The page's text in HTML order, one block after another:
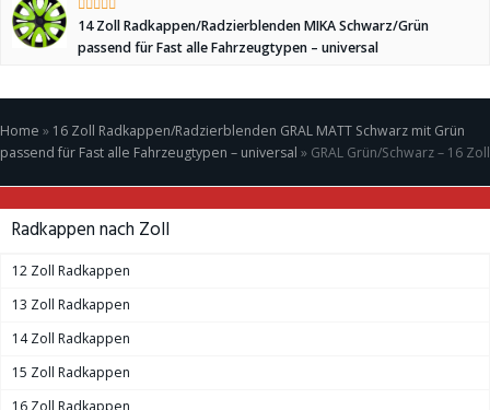
14 Zoll Radkappen/Radzierblenden MIKA Schwarz/Grün
passend für Fast alle Fahrzeugtypen – universal
Home » 16 Zoll Radkappen/Radzierblenden GRAL MATT Schwarz mit Grün
passend für Fast alle Fahrzeugtypen – universal » GRAL Grün/Schwarz – 16 Zoll
Radkappen nach Zoll
12 Zoll Radkappen
13 Zoll Radkappen
14 Zoll Radkappen
15 Zoll Radkappen
16 Zoll Radkappen